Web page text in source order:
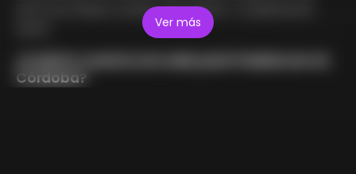
SEO local. Redes sociales. Newsletter. Cumplimiento
¿Cuánto cuesta una web para freelancer en
Córdoba?
Ver más